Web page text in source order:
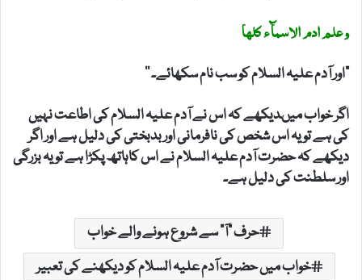
وعلم ادم الاسمآء کلھا
”اور آدم علیہ السلام کو سب نام سکھائے۔ ‘‘
اگر خواب میںدیکھے کہ اس نے آدم علیہ السلام کی اطاعت نہیں
کی ہے تو یہ اس شخص کی نافرمانی اور بدبختی کی دلیل ہے اور اگر
دیکھے کہ حضرت آدم علیہ السلام نے اس کاہاتھ پکڑا ہے تو یہ بزرگی
اور سلطنت کی دلیل ہے۔
حرف "آ" سے شروع ہونے والے خواب
خواب میں حضرت آدم علیہ السلام کو دیکھنے کی تعبیر